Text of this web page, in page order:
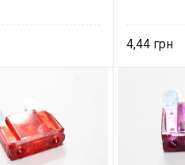
4,44